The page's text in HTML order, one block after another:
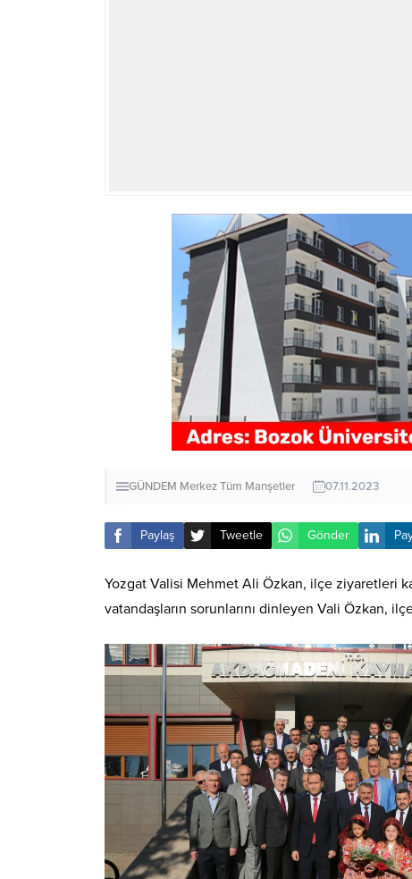
GÜNDEM MerkezTüm Manşetler 07.11.2023
Paylaş Tweetle Gönder
Yozgat Valisi Mehmet Ali Özkan, ilçe ziyaretleri
vatandaşların sorunlarını dinleyen Vali Özkan,